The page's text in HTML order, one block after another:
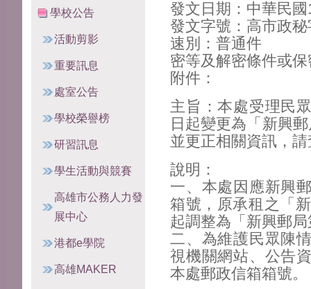
學校公告
活動剪影
重要訊息
處室公告
學校榮譽榜
研習訊息
學生活動與競賽
高雄市公務人力發
展中心
港都e學院
高雄MAKER
發文日期：中華民
發文字號：高市政
速別：普通件
密等及解密條件或
附件：
主旨：本處受理民
日起變更為「新興
並更正相關資訊，
說明：
一、本處因應新興
箱號，原承租之「
起調整為「新興郵
二、為維護民眾陳
視機關網站、公告
本處郵政信箱箱號。